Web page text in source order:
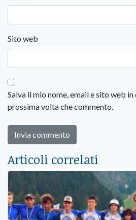
Sito web
Salva il mio nome, email e sito web
prossima volta che commento.
Articoli correlati